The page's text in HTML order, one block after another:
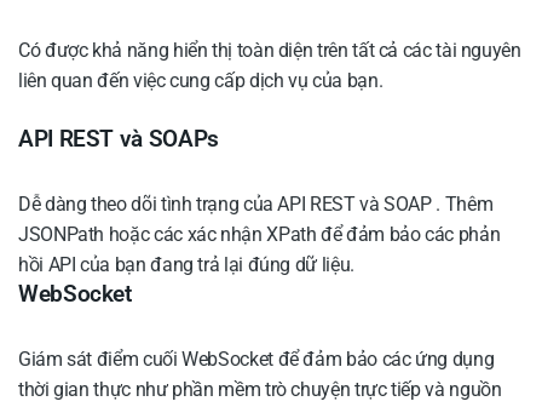
Có được khả năng hiển thị toàn diện trên tất cả các tài nguyên
liên quan đến việc cung cấp dịch vụ của bạn.
API REST và SOAPs
Dễ dàng theo dõi tình trạng của API REST và SOAP . Thêm
JSONPath hoặc các xác nhận XPath để đảm bảo các phản
hồi API của bạn đang trả lại đúng dữ liệu.
WebSocket
Giám sát điểm cuối WebSocket để đảm bảo các ứng dụng
thời gian thực như phần mềm trò chuyện trực tiếp và nguồn